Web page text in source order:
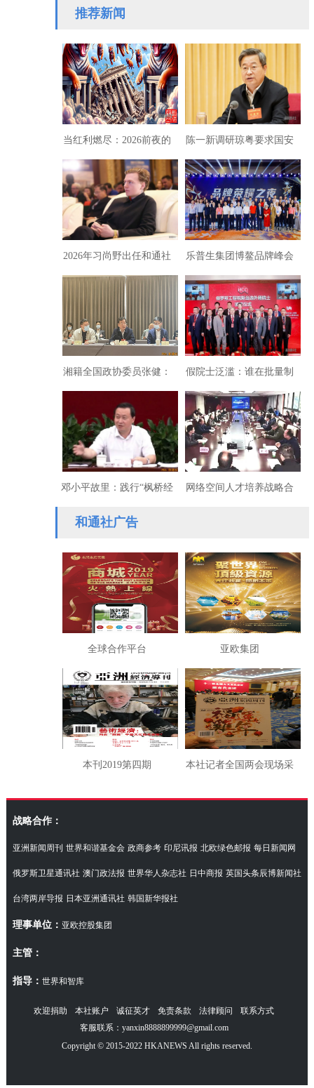
推荐新闻
当红利燃尽：2026前夜的
经济沉疴与时代拷问
陈一新调研琼粤要求国安
铁军以高水平安全护航高
质量发展
2026年习尚野出任和通社
新闻集团社长
乐普生集团博鳌品牌峰会
斩获双项大奖
湘籍全国政协委员张健：
关于加快人才引进力度的
建议
假院士泛滥：谁在批量制
造学术崇洋媚外的新装？
邓小平故里：践行“枫桥经
验”独具特色
网络空间人才培养战略合
学举行
和通社广告
全球合作平台 亚欧集团
本刊2019第四期 本社记者全国两会现场采
访湖南代表团
战略合作：
亚洲新闻周刊 世界和谐基金会 政商参考 印尼讯报 北欧绿色邮报 每日新闻网
俄罗斯卫星通讯社 澳门政法报 世界华人杂志社 日中商报 英国头条辰博新闻社
台湾两岸导报 日本亚洲通讯社 韩国新华报社
理事单位： 亚欧控股集团
主管：
指导： 世界和智库
欢迎捐助 本社账户 诚征英才 免责条款 法律顾问
联系方式
客服联系：yanxin8888899999@gmail.com
Copyright © 2015-2022 HKANEWS All rights reserved.